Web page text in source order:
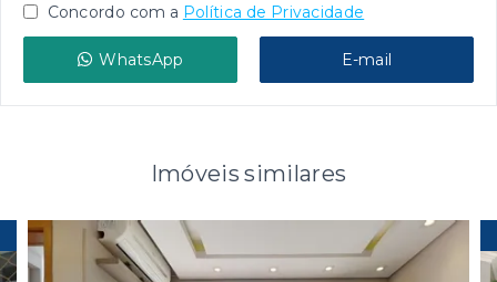
Concordo com a Política de Privacidade
WhatsApp E-mail
Imóveis similares